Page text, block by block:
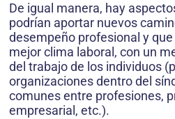
De igual manera, hay
podrían aportar nuevos
desempeño profesional y
mejor clima laboral, con un
del trabajo de los individuos
organizaciones dentro del
comunes entre profesiones,
empresarial, etc.).